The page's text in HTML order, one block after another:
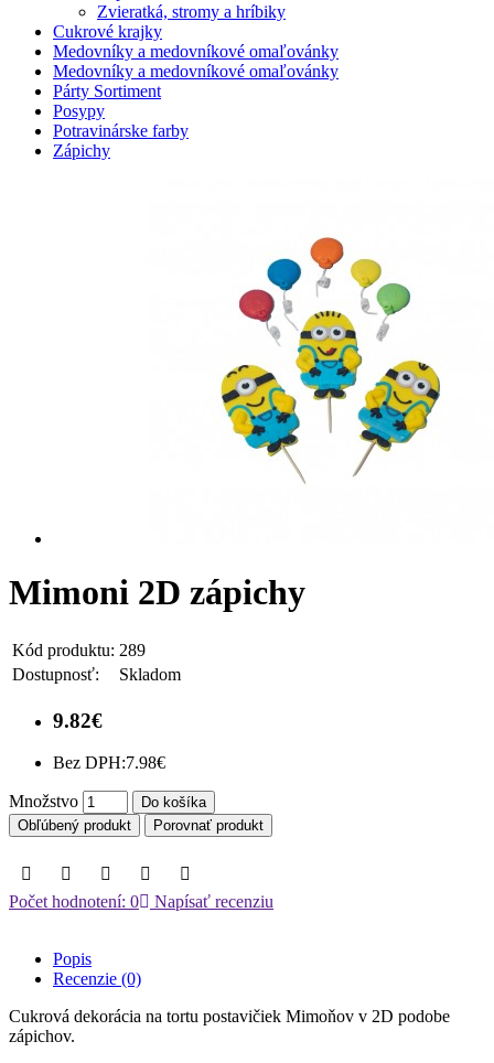
Zvieratká, stromy a hríbiky
Cukrové krajky
Medovníky a medovníkové omaľovánky
Medovníky a medovníkové omaľovánky
Párty Sortiment
Posypy
Potravinárske farby
Zápichy
Mimoni 2D zápichy
Kód produktu: 289
Dostupnosť:
Skladom
9.82€
Bez DPH:7.98€
Množstvo
Do košíka
Obľúbený produkt
Porovnať produkt
Počet hodnotení: 0 Napísať recenziu
Popis
Recenzie (0)
Cukrová dekorácia na tortu postavičiek Mimoňov v 2D podobe
zápichov.